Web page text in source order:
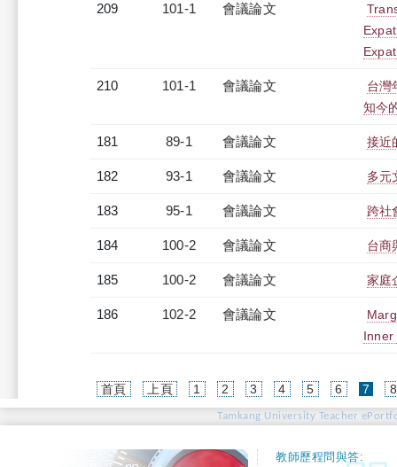
209 101-1 會議論文
210 101-1 會議論文
台灣
知今
181 89-1 會議論文 接近
182 93-1 會議論文 多元
183 95-1 會議論文 跨社
184 100-2 會議論文 台商
185 100-2 會議論文 家庭
186 102-2 會議論文
Inner
首頁 上頁 1 2 3 4 5 6 7 8
Tamkang University Teacher
教師歷程問與答: